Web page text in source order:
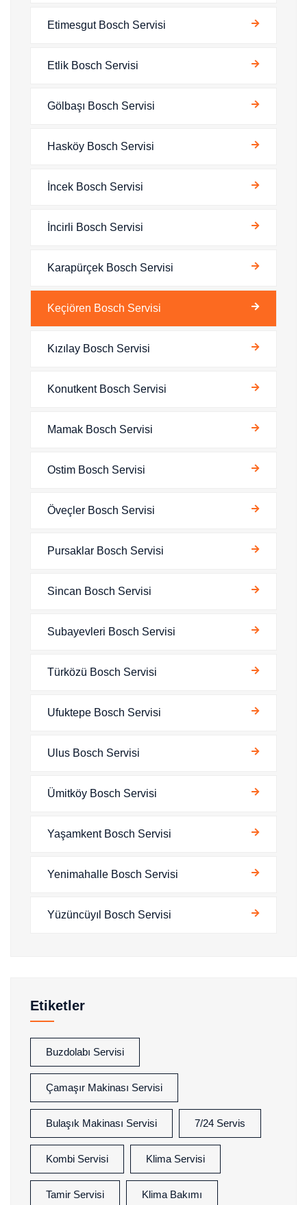
Etimesgut Bosch Servisi
Etlik Bosch Servisi
Gölbaşı Bosch Servisi
Hasköy Bosch Servisi
İncek Bosch Servisi
İncirli Bosch Servisi
Karapürçek Bosch Servisi
Keçiören Bosch Servisi
Kızılay Bosch Servisi
Konutkent Bosch Servisi
Mamak Bosch Servisi
Ostim Bosch Servisi
Öveçler Bosch Servisi
Pursaklar Bosch Servisi
Sincan Bosch Servisi
Subayevleri Bosch Servisi
Türközü Bosch Servisi
Ufuktepe Bosch Servisi
Ulus Bosch Servisi
Ümitköy Bosch Servisi
Yaşamkent Bosch Servisi
Yenimahalle Bosch Servisi
Yüzüncüyıl Bosch Servisi
Etiketler
Buzdolabı Servisi
Çamaşır Makinası Servisi
Bulaşık Makinası Servisi 7/24 Servis
Kombi Servisi Klima Servisi
Tamir Servisi Klima Bakımı